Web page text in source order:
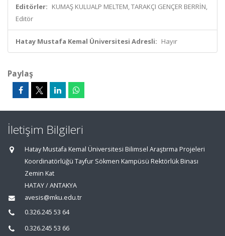
Editörler: KUMAŞ KULUALP MELTEM, TARAKÇI GENÇER BERRİN,
Editör
Hatay Mustafa Kemal Üniversitesi Adresli: Hayır
Paylaş
İletişim Bilgileri
Hatay Mustafa Kemal Üniversitesi Bilimsel Araştırma Projeleri
Koordinatörlüğü Tayfur Sökmen Kampüsü Rektörlük Binası
Zemin Kat
HATAY / ANTAKYA
avesis@mku.edu.tr
0.326.245 53 64
0.326.245 53 66